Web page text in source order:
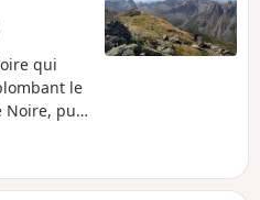
qui
le
Noire, puis
et
sommet à